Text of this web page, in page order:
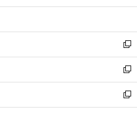
開
ウ
開
く
ン
ウ
で
開
く
ウ
ン
ド
ウ
で
開
く
新
し
い
ウ
ィ
ン
新
し
い
ウ
新
し